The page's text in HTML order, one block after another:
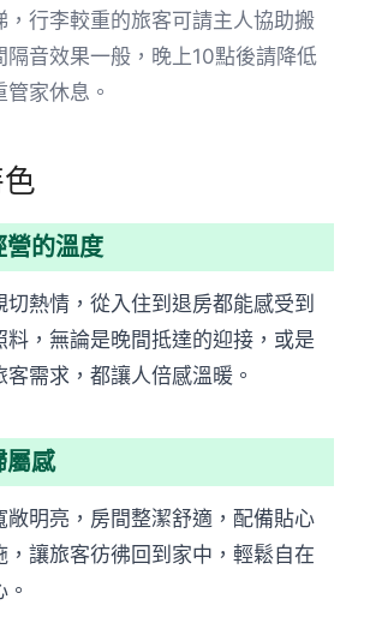
，行李較重的旅客可請主人協助搬
隔音效果一般，晚上10點後請降低
家休息。
營的溫度
切熱情，從入住到退房都能感受到
料，無論是晚間抵達的迎接，或是
客需求，都讓人倍感溫暖。
屬感
敞明亮，房間整潔舒適，配備貼心
，讓旅客彷彿回到家中，輕鬆自在